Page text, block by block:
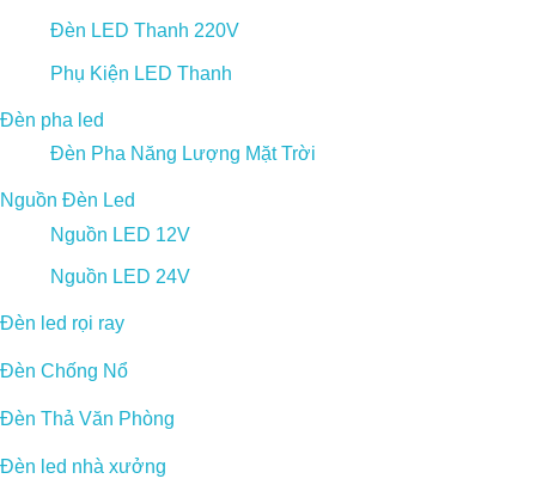
Đèn LED Thanh 220V
Phụ Kiện LED Thanh
Đèn pha led
Đèn Pha Năng Lượng Mặt Trời
Nguồn Đèn Led
Nguồn LED 12V
Nguồn LED 24V
Đèn led rọi ray
Đèn Chống Nổ
Đèn Thả Văn Phòng
Đèn led nhà xưởng